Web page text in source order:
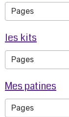
les kits
Mes patines